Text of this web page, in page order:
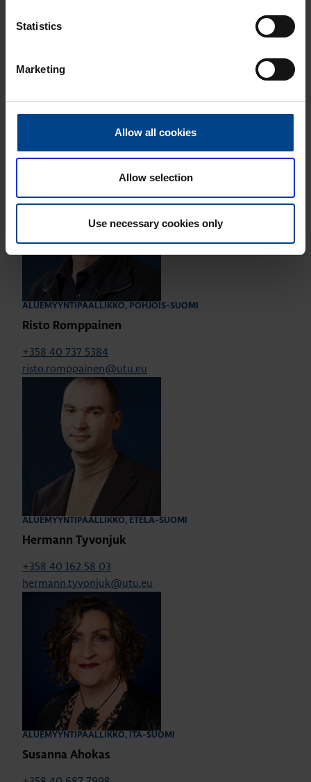
Statistics
Marketing
Allow all cookies
Allow selection
Use necessary cookies only
lähimmästä sijaitsevasta
päällä tai tilaa tukun verkkokaupasta.
Kysy lisää UTUn myynnistä!
ALUEMYYNTIPÄÄLLIKKÖ, POHJOIS-SUOMI
Risto Romppainen
+358 40 737 5384
risto.romppainen@utu.eu
ALUEMYYNTIPÄÄLLIKKÖ, ETELÄ-SUOMI
Hermann Tyvonjuk
+358 40 162 58 03
hermann.tyvonjuk@utu.eu
ALUEMYYNTIPÄÄLLIKKÖ, ITÄ-SUOMI
Susanna Ahokas